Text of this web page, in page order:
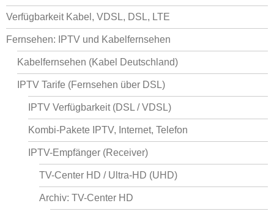
Verfügbarkeit Kabel, VDSL, DSL, LTE
Fernsehen: IPTV und Kabelfernsehen
Kabelfernsehen (Kabel Deutschland)
IPTV Tarife (Fernsehen über DSL)
IPTV Verfügbarkeit (DSL / VDSL)
Kombi-Pakete IPTV, Internet, Telefon
IPTV-Empfänger (Receiver)
TV-Center HD / Ultra-HD (UHD)
Archiv: TV-Center HD